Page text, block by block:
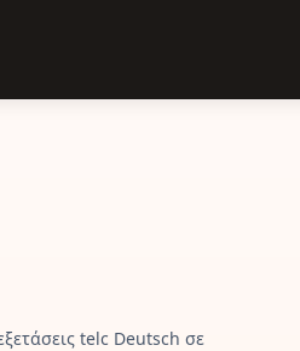
telc Deutsch σε